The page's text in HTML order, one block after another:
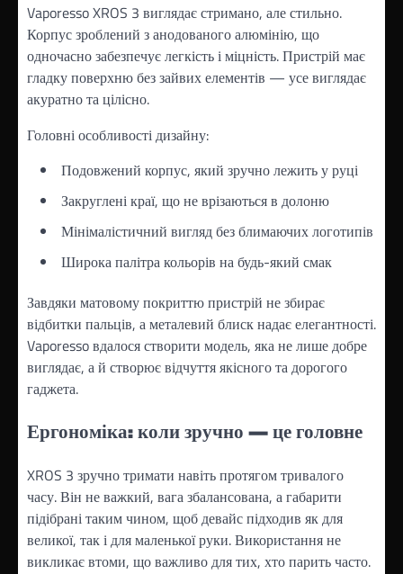
Vaporesso XROS 3 виглядає стримано, але стильно.
Корпус зроблений з анодованого алюмінію, що
одночасно забезпечує легкість і міцність. Пристрій має
гладку поверхню без зайвих елементів — усе виглядає
акуратно та цілісно.
Головні особливості дизайну:
Подовжений корпус, який зручно лежить у руці
Закруглені краї, що не врізаються в долоню
Мінімалістичний вигляд без блимаючих логотипів
Широка палітра кольорів на будь-який смак
Завдяки матовому покриттю пристрій не збирає
відбитки пальців, а металевий блиск надає елегантності.
Vaporesso вдалося створити модель, яка не лише добре
виглядає, а й створює відчуття якісного та дорогого
гаджета.
Ергономіка: коли зручно — це головне
XROS 3 зручно тримати навіть протягом тривалого
часу. Він не важкий, вага збалансована, а габарити
підібрані таким чином, щоб девайс підходив як для
великої, так і для маленької руки. Використання не
викликає втоми, що важливо для тих, хто парить часто.